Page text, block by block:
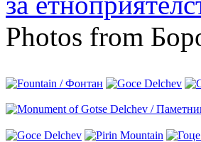
Photos from